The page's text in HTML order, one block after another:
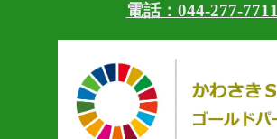
電話：044-277-7711